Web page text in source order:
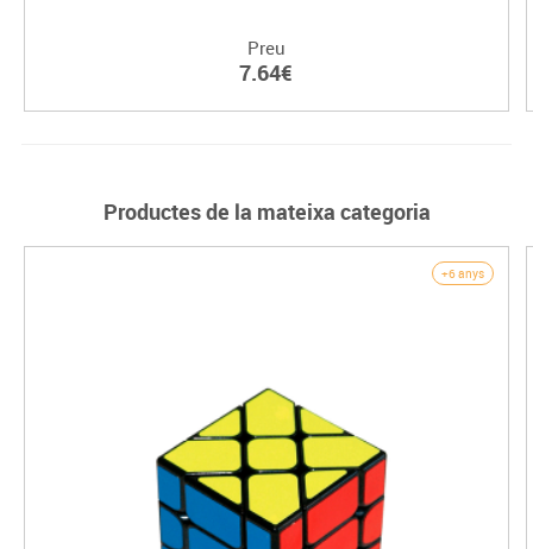
Preu
7.64€
Productes de la mateixa categoria
+6 anys